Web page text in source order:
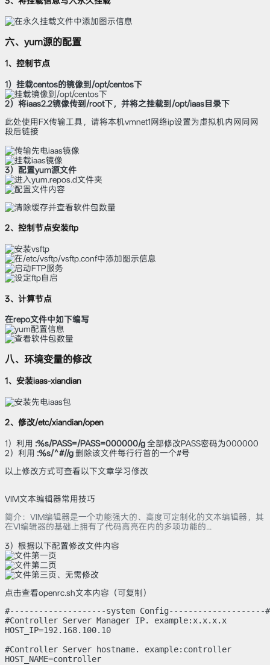
六、yum源的配置
1、控制节点
1）挂载centos的镜像到/opt/centos下
2）将iaas2.2镜像传到/root下，并将之挂载到/opt/iaas目录下
此处使用FX传输工具，请将本机vmnet1网络ip设置为虚拟机内网同网
段后链接
3）配置yum源文件
2、控制节点安装ftp
3、计算节点
在repo文件中如下编写
八、环境变量的修改
1、安装iaas-xiandian
2、修改/etc/xiandian/open
1）利用 :%s/PASS=/PASS=000000/g全部修改PASS密码为000000
2）利用 :%s/^#//g删除该文件每行行首的一个#号
以上修改方式可查看以下文章学习修改
VIM文本编辑器常用技巧
简介：VIM编辑器是一个功能强大的、高度可定制化的文本编辑器，其
在VI编辑器的基础上拥有了代码高亮在内的多项功能的...
3）根据以下配置修改文件内容
点击查看openrc.sh文本内容（可复制）
#--------------------system Config--------------------
#Controller Server Manager IP. example:x.x.x.x
HOST_IP=192.168.100.10
#Controller Server hostname. example:controller
HOST_NAME=controller